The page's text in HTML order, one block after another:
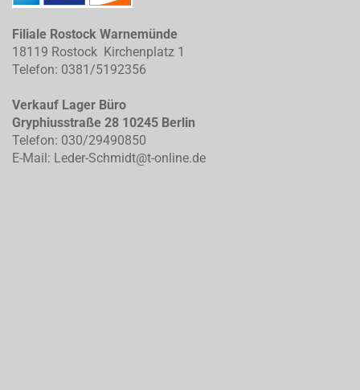
Filiale Rostock Warnemünde
18119 Rostock Kirchenplatz 1
Telefon: 0381/5192356
Verkauf Lager Büro
Gryphiusstraße 28 10245 Berlin
Telefon: 030/29490850
E-Mail: Leder-Schmidt@t-online.de